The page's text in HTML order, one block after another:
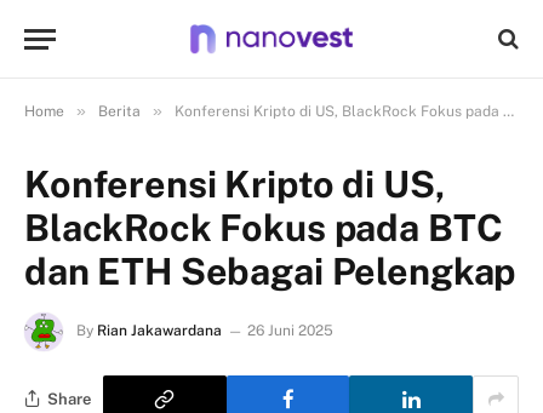
Home » Berita » Konferensi Kripto di US, BlackRock Fokus pada BTC dan ETH Sebagai Pelengkap
Konferensi Kripto di US,
BlackRock Fokus pada BTC
dan ETH Sebagai Pelengkap
By Rian Jakawardana 26 Juni 2025
Share